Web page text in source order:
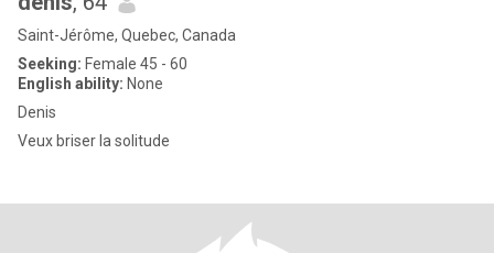
Saint-Jérôme, Quebec, Canada
Seeking: Female 45 - 60
English ability: None
Denis
Veux briser la solitude